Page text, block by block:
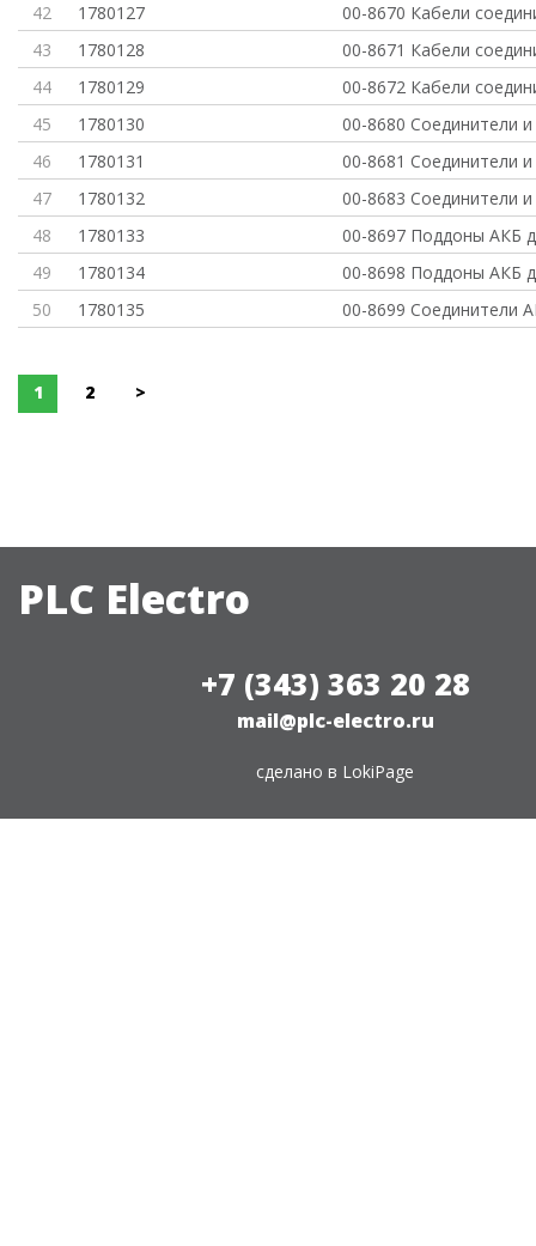
42
1780127
00-8670 Кабели
43
1780128
00-8671 Кабели
44
1780129
00-8672 Кабели
45
1780130
00-8680 Соединители
46
1780131
00-8681 Соединители
47
1780132
00-8683 Соединители
48
1780133
00-8697 Поддоны АКБ
49
1780134
00-8698 Поддоны АКБ
50
1780135 00-8699 Соединители
1 2 >
PLC Electro
+7 (343) 363 20 28
mail@plc-electro.ru
сделано в LokiPage